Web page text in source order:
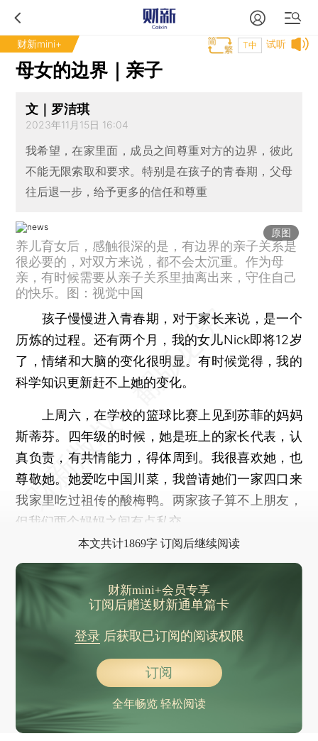
财新mini+ 试听
T中
母女的边界｜亲子
文｜罗洁琪
2023年11月15日 16:04
我希望，在家里面，成员之间尊重对方的边界，彼此
不能无限索取和要求。特别是在孩子的青春期，父母
往后退一步，给予更多的信任和尊重
原图
养儿育女后，感触很深的是，有边界的亲子关系是
很必要的，对双方来说，都不会太沉重。作为母
亲，有时候需要从亲子关系里抽离出来，守住自己
的快乐。图：视觉中国
孩子慢慢进入青春期，对于家长来说，是一个
历炼的过程。还有两个月，我的女儿Nick即将12岁
了，情绪和大脑的变化很明显。有时候觉得，我的
科学知识更新赶不上她的变化。
上周六，在学校的篮球比赛上见到苏菲的妈妈
斯蒂芬。四年级的时候，她是班上的家长代表，认
真负责，有共情能力，得体周到。我很喜欢她，也
尊敬她。她爱吃中国川菜，我曾请她们一家四口来
我家里吃过祖传的酸梅鸭。两家孩子算不上朋友，
但我们两个妈妈之间有点私交。
本文共计1869字 订阅后继续阅读
财新mini+会员专享
订阅后赠送财新通单篇卡
登录后获取已订阅的阅读权限
订阅
全年畅览 轻松阅读